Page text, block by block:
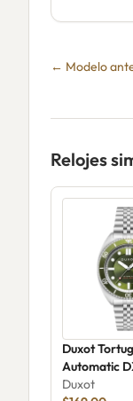
← Modelo
Relojes
Duxot
Automatic
Duxot